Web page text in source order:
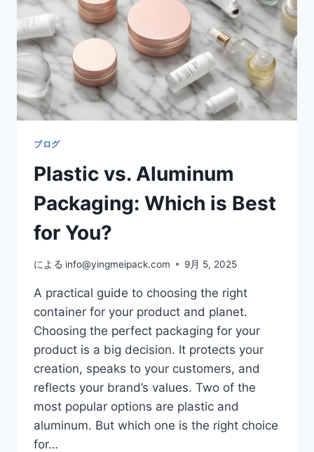
ブログ
Plastic vs. Aluminum
Packaging: Which is Best
for You?
による info@yingmeipack.com 9月 5, 2025
A practical guide to choosing the right
container for your product and planet.
Choosing the perfect packaging for your
product is a big decision. It protects your
creation, speaks to your customers, and
reflects your brand’s values. Two of the
most popular options are plastic and
aluminum. But which one is the right choice
for…